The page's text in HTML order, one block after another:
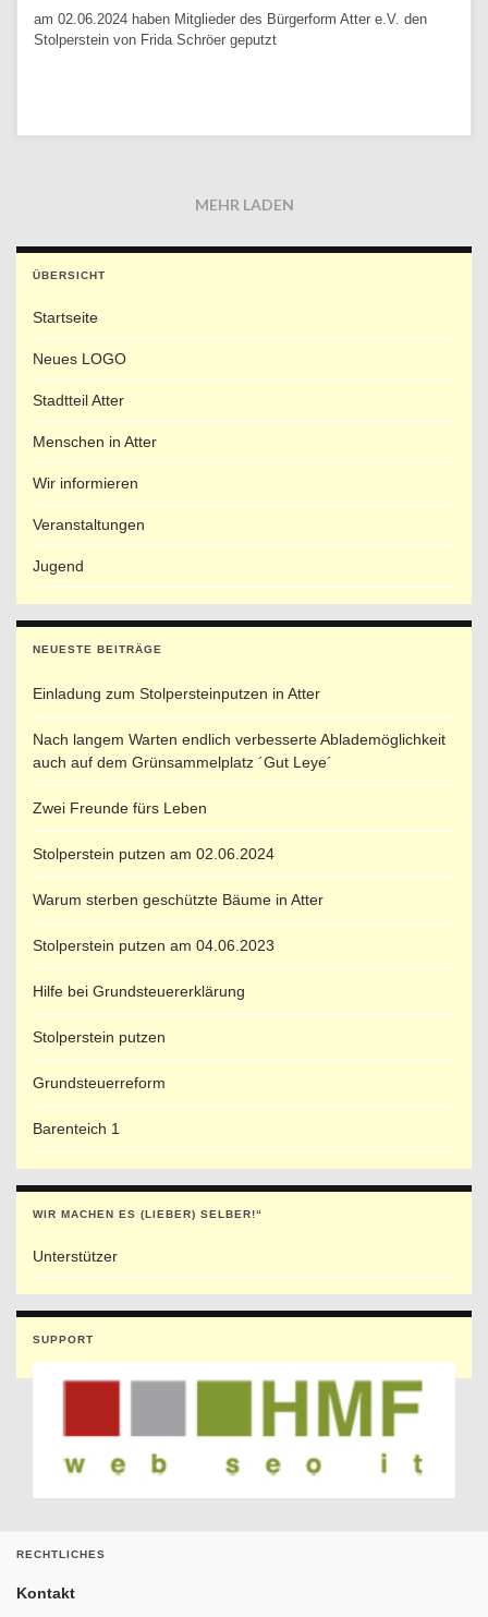
am 02.06.2024 haben Mitglieder des Bürgerform Atter e.V. den
Stolperstein von Frida Schröer geputzt
MEHR LADEN
ÜBERSICHT
Startseite
Neues LOGO
Stadtteil Atter
Menschen in Atter
Wir informieren
Veranstaltungen
Jugend
NEUESTE BEITRÄGE
Einladung zum Stolpersteinputzen in Atter
Nach langem Warten endlich verbesserte Ablademöglichkeit
auch auf dem Grünsammelplatz ´Gut Leye´
Zwei Freunde fürs Leben
Stolperstein putzen am 02.06.2024
Warum sterben geschützte Bäume in Atter
Stolperstein putzen am 04.06.2023
Hilfe bei Grundsteuererklärung
Stolperstein putzen
Grundsteuerreform
Barenteich 1
WIR MACHEN ES (LIEBER) SELBER!“
Unterstützer
SUPPORT
RECHTLICHES
Kontakt